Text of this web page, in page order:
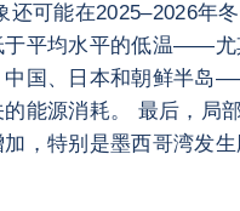
还可能在2025–2026年
于平均水平的低温——尤
中国、日本和朝鲜半岛
能源消耗。 最后，局
，特别是墨西哥湾发